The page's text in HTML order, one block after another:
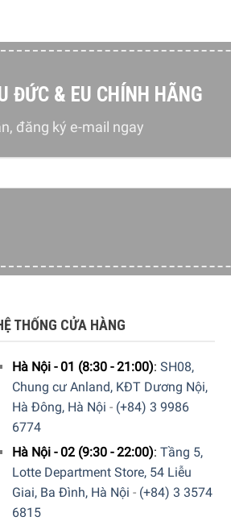
Bộ lọc tỷ lệ giới hạn)
ĐỨC & EU CHÍNH HÃNG
đăng ký e-mail ngay
THỐNG CỬA HÀNG
Hà Nội - 01 (8:30 - 21:00): SH08,
Chung cư Anland, KĐT Dương Nội,
Hà Đông, Hà Nội - (+84) 3 9986
6774
Hà Nội - 02 (9:30 - 22:00): Tầng 5,
Lotte Department Store, 54 Liễu
Giai, Ba Đình, Hà Nội - (+84) 3 3574
6815